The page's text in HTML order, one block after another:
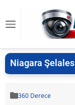
Niagara
360 Derece